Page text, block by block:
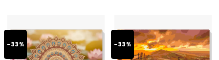
-33% -33%